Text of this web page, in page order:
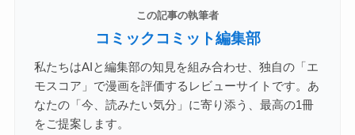
この記事の執筆者
コミックコミット編集部
私たちはAIと編集部の知見を組み合わせ、独自の「エ
モスコア」で漫画を評価するレビューサイトです。あ
なたの「今、読みたい気分」に寄り添う、最高の1冊
をご提案します。